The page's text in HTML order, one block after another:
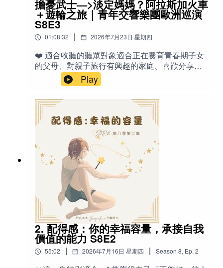
醒」是什麼？S7E3 覺醒了沒？「覺醒症狀」有哪
些？
多零食，而是曾經在大片草地上自由奔跑的快樂
時光。當我們重新帶牠回到草坪，看著牠開心翻
滾的模樣，我忽然明白，也許真正重要的，不是
我們是否相信寵物溝通，而是我們是否願意重新
學習傾聽。這不是一集要說服任何人的節目，也
不是對靈性現象的證明，而是一段關於好奇、陪
伴、理解與愛的生活故事。🐾 Erica 寵物溝通服
務介紹無論是目前陪伴在你身邊的毛孩，或是已
不限物種，所有動物都歡迎。預約前需要準備一
張寵物的照片（建議提供，但不是必要）。如果
沒有照片，也可以提供：寵物名字物種年齡（若
知道的話）溝通可透過 Zoom 或 電話 進行。溝通
流程首先，我們會先聊聊你希望與寵物探索或了
解的內容。接著，我會開始連結寵物，分享我所
接收到的整體訊息，例如：牠的個性與氣質牠如
何看待主人、家人及其他動物牠喜歡與不喜歡的
事物牠目前的感受與狀態之後，我們會針對你最
關心的問題深入交流，例如：牠最近想表達什
麼？是否有什麼需求或願望？對目前的生活有什
麼感受？有沒有希望主人知道的事情？是否還有
其他想分享的訊息？每一次的寵物溝通都是獨一
無二的旅程。無論你希望解答疑問、傳達心意，
或只是想更深入了解你的動物夥伴，我都會以開
擔憂武士—>淡定媽媽？阿拉斯加火車
＋遊輪之旅｜青年交響樂團歐洲巡演
S8E3
01:08:32 | 2026年7月23日 星期四
❤️ 適合收聽的聽眾對象適合正在養育青春期子女
的父母、對親子旅行有興趣的家庭、喜歡分享旅
行經歷與生活反思的聽眾，以及關注孩子教育、
樂團活動、螢幕管理、親子溝通與情緒管理的家
長。特別推薦給有海外旅行規劃、或正經歷「空
巢前後」心情轉換的聽眾。✍️節目說明這一集分
享一家四口前往阿拉斯加兩個星期的火車與遊輪
之旅，包含行程細節、親子互動、夫妻小衝突與
和解過程。也聊聊女兒們參與 青年交響樂團 到歐
洲巡演的經驗 🎻 從旅行前的各種擔憂，到旅途中
的感動與成長，J 也反思如何從「擔憂武士」練習
成為更淡定的父母。充滿真實情感與實用旅行建
議，值得即將規劃家庭旅行的你收聽。🔤英文-
Grizzly Bear：灰熊 / 棕熊 - Pina Colada：皮納可
樂達（熱帶風情椰奶鳳梨汁飲料） - Senior
year：高中最後一年（申請大學階段） -
Worrier：擔憂者、愛擔心的人 - Glacier：冰川 -
GoldStar：金星頭等艙 - Wilderness Express：荒
野特快（獨立玻璃圓頂觀光車廂） - Adventure
Class：經濟艙 - Dall Sheep：白色大角羊 -
Moose：麋鹿 - Bald Eagle：白頭海雕（美國國
Play
2. 配得感：你的幸福容量，承接自我
價值的能力 S8E2
55:02 | 2026年7月16日 星期四 | Season 8, Ep. 2